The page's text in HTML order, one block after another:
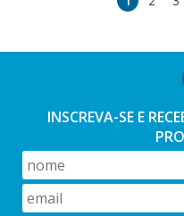
INSCREVA-SE E